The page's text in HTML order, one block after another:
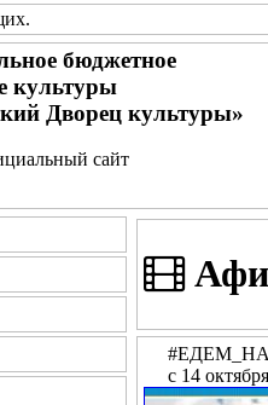
.
бюджетное
культуры
Дворец культуры»
сайт
с 14